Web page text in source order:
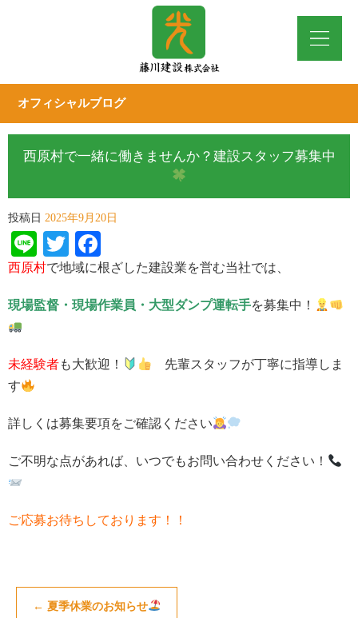
オフィシャルブログ
西原村で一緒に働きませんか？建設スタッフ募集中
投稿日 2025年9月20日
LineTwitter
西原村で地域に根ざした建設業を営む当社では、
現場監督・現場作業員・大型ダンプ運転手を募集中！
未経験者も大歓迎！
先輩スタッフが丁寧に指導しま
す
詳しくは募集要項をご確認ください
ご不明な点があれば、いつでもお問い合わせください！
ご応募お待ちしております！！
← 夏季休業のお知らせ